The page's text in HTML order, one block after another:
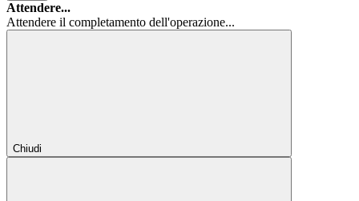
Attendere...
Attendere il completamento dell'operazione...
Chiudi